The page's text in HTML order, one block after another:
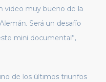
video muy bueno de la
Será un desafío
mini documental”,
de los últimos triunfos